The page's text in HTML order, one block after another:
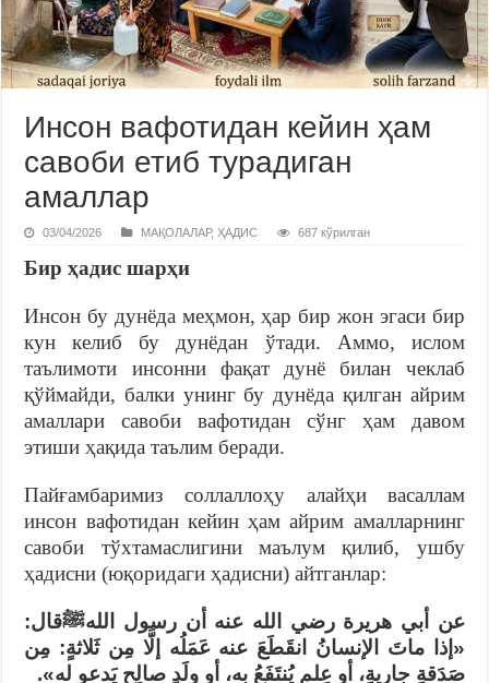
Инсон вафотидан кейин ҳам
савоби етиб турадиган
амаллар
03/04/2026 МАҚОЛАЛАР,ҲАДИС 687 кўрилган
Бир ҳадис шарҳи
Инсон бу дунёда меҳмон, ҳар бир жон эгаси бир
кун келиб бу дунёдан ўтади. Аммо, ислом
таълимоти инсонни фақат дунё билан чеклаб
қўймайди, балки унинг бу дунёда қилган айрим
амаллари савоби вафотидан сўнг ҳам давом
этиши ҳақида таълим беради.
Пайғамбаримиз соллаллоҳу алайҳи васаллам
инсон вафотидан кейин ҳам айрим амалларнинг
савоби тўхтамаслигини маълум қилиб, ушбу
ҳадисни (юқоридаги ҳадисни) айтганлар:
عن أبي هريرة رضي الله عنه أن رسول اللهﷺقال:
«إذا ماتَ الإنسانُ انقَطَعَ عنه عَمَلُه إلَّا مِن ثَلاثةٍ: مِن
صَدَقةٍ جاريةٍ، أو عِلمٍ يُنتَفَعُ به، أو ولَدٍ صالِحٍ يَدعو له».